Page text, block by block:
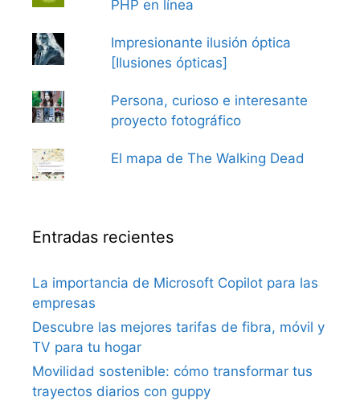
PHP en línea
Impresionante ilusión óptica
[Ilusiones ópticas]
Persona, curioso e interesante
proyecto fotográfico
El mapa de The Walking Dead
Entradas recientes
La importancia de Microsoft Copilot para las
empresas
Descubre las mejores tarifas de fibra, móvil y
TV para tu hogar
Movilidad sostenible: cómo transformar tus
trayectos diarios con guppy